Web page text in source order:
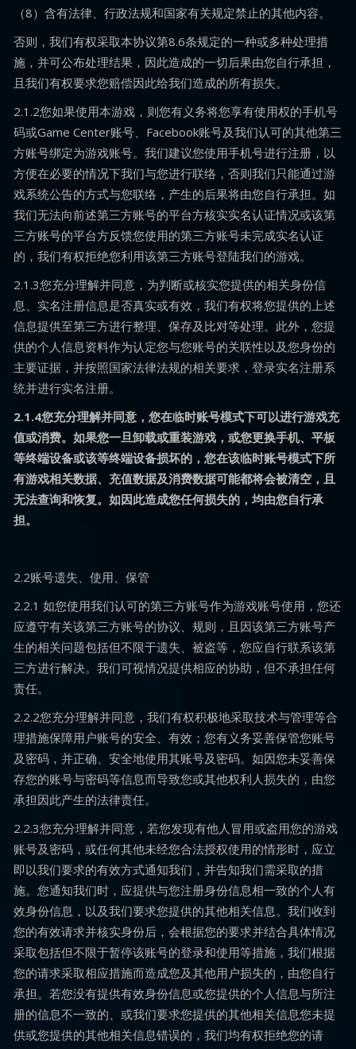
（8）含有法律、行政法规和国家有关规定禁止的其他内容。
否则，我们有权采取本协议第8.6条规定的一种或多种处理措
施，并可公布处理结果，因此造成的一切后果由您自行承担，
且我们有权要求您赔偿因此给我们造成的所有损失。
2.1.2您如果使用本游戏，则您有义务将您享有使用权的手机号
码或Game Center账号、Facebook账号及我们认可的其他第三
方账号绑定为游戏账号。我们建议您使用手机号进行注册，以
方便在必要的情况下我们与您进行联络，否则我们只能通过游
戏系统公告的方式与您联络，产生的后果将由您自行承担。如
我们无法向前述第三方账号的平台方核实实名认证情况或该第
三方账号的平台方反馈您使用的第三方账号未完成实名认证
的，我们有权拒绝您利用该第三方账号登陆我们的游戏。
2.1.3您充分理解并同意，为判断或核实您提供的相关身份信
息、实名注册信息是否真实或有效，我们有权将您提供的上述
信息提供至第三方进行整理、保存及比对等处理。此外，您提
供的个人信息资料作为认定您与您账号的关联性以及您身份的
主要证据，并按照国家法律法规的相关要求，登录实名注册系
统并进行实名注册。
2.1.4您充分理解并同意，您在临时账号模式下可以进行游戏充
值或消费。如果您一旦卸载或重装游戏，或您更换手机、平板
等终端设备或该等终端设备损坏的，您在该临时账号模式下所
有游戏相关数据、充值数据及消费数据可能都将会被清空，且
无法查询和恢复。如因此造成您任何损失的，均由您自行承
担。
2.2账号遗失、使用、保管
2.2.1 如您使用我们认可的第三方账号作为游戏账号使用，您还
应遵守有关该第三方账号的协议、规则，且因该第三方账号产
生的相关问题包括但不限于遗失、被盗等，您应自行联系该第
三方进行解决。我们可视情况提供相应的协助，但不承担任何
责任。
2.2.2您充分理解并同意，我们有权积极地采取技术与管理等合
理措施保障用户账号的安全、有效；您有义务妥善保管您账号
及密码，并正确、安全地使用其账号及密码。如因您未妥善保
存您的账号与密码等信息而导致您或其他权利人损失的，由您
承担因此产生的法律责任。
2.2.3您充分理解并同意，若您发现有他人冒用或盗用您的游戏
账号及密码，或任何其他未经您合法授权使用的情形时，应立
即以我们要求的有效方式通知我们，并告知我们需采取的措
施。您通知我们时，应提供与您注册身份信息相一致的个人有
效身份信息，以及我们要求您提供的其他相关信息。我们收到
您的有效请求并核实身份后，会根据您的要求并结合具体情况
采取包括但不限于暂停该账号的登录和使用等措施，我们根据
您的请求采取相应措施而造成您及其他用户损失的，由您自行
承担。若您没有提供有效身份信息或您提供的个人信息与所注
册的信息不一致的、或我们要求您提供的其他相关信息您未提
供或您提供的其他相关信息错误的，我们均有权拒绝您的请